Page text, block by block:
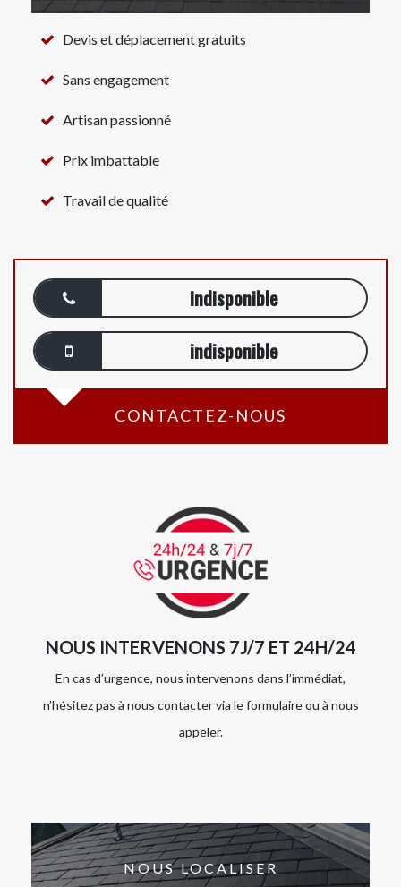
Devis et déplacement gratuits
Sans engagement
Artisan passionné
Prix imbattable
Travail de qualité
indisponible
indisponible
CONTACTEZ-NOUS
NOUS INTERVENONS 7J/7 ET 24H/24
En cas d’urgence, nous intervenons dans l’immédiat,
n’hésitez pas à nous contacter via le formulaire ou à nous
appeler.
NOUS LOCALISER